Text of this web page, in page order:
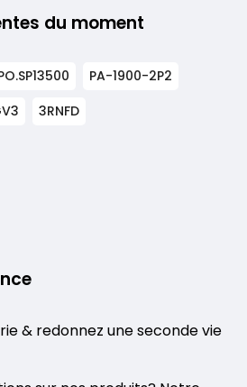
du moment
PA-1900-2P2
3RNFD
& redonnez une seconde vie